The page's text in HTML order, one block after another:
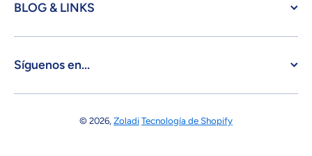
BLOG & LINKS
Síguenos en...
© 2026,Zoladi Tecnología de Shopify